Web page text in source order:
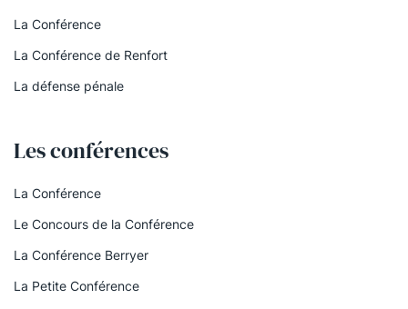
La Conférence
La Conférence de Renfort
La défense pénale
Les conférences
La Conférence
Le Concours de la Conférence
La Conférence Berryer
La Petite Conférence